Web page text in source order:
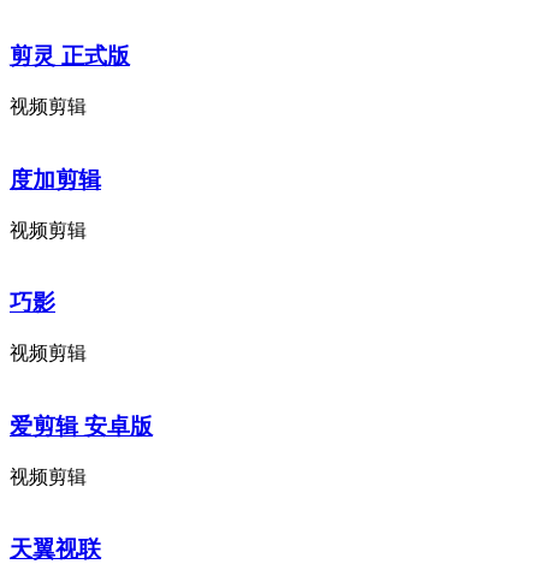
剪灵 正式版
视频剪辑
度加剪辑
视频剪辑
巧影
视频剪辑
爱剪辑 安卓版
视频剪辑
天翼视联